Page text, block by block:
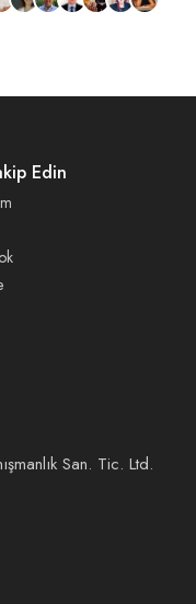
Edin
San. Tic. Ltd.